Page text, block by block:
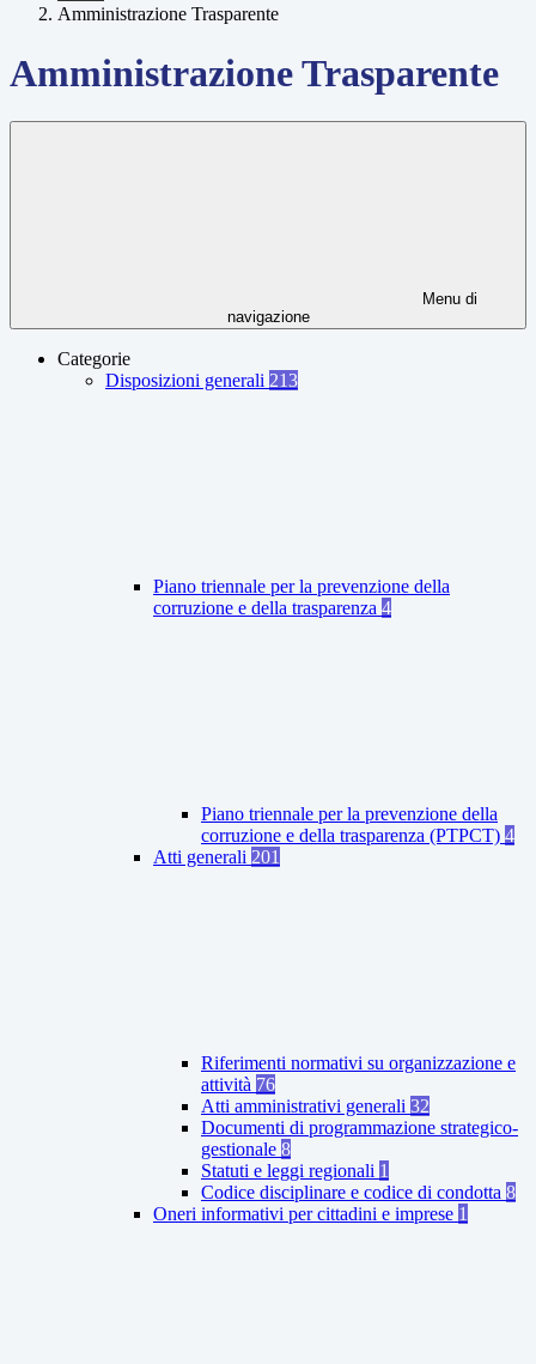
Amministrazione Trasparente
Amministrazione Trasparente
Menu di
navigazione
Categorie
Disposizioni generali 213
Piano triennale per la prevenzione della
corruzione e della trasparenza 4
Piano triennale per la prevenzione della
corruzione e della trasparenza (PTPCT) 4
Atti generali 201
Riferimenti normativi su organizzazione e
attività 76
Atti amministrativi generali 32
Documenti di programmazione strategico-
gestionale 8
Statuti e leggi regionali 1
Codice disciplinare e codice di condotta 8
Oneri informativi per cittadini e imprese 1